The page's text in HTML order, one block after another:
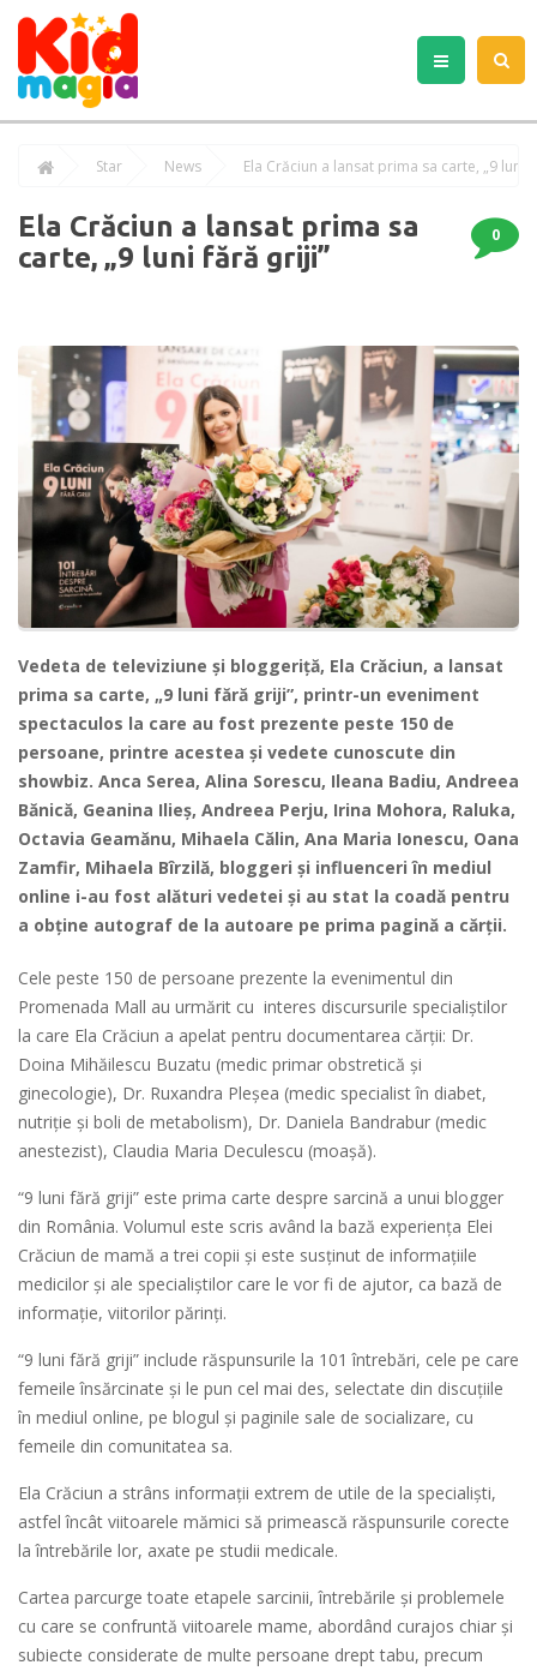
Star News Ela Crăciun a lansat prima sa carte, „9 luni
Ela Crăciun a lansat prima sa
carte, „9 luni fără griji”
0
Vedeta de televiziune și bloggeriță, Ela Crăciun, a lansat
prima sa carte, „9 luni fără griji”, printr-un eveniment
spectaculos la care au fost prezente peste 150 de
persoane, printre acestea și vedete cunoscute din
showbiz. Anca Serea, Alina Sorescu, Ileana Badiu, Andreea
Bănică, Geanina Ilieș, Andreea Perju, Irina Mohora, Raluka,
Octavia Geamănu, Mihaela Călin, Ana Maria Ionescu, Oana
Zamfir, Mihaela Bîrzilă, bloggeri și influenceri în mediul
online i-au fost alături vedetei și au stat la coadă pentru
a obține autograf de la autoare pe prima pagină a cărții.
Cele peste 150 de persoane prezente la evenimentul din
Promenada Mall au urmărit cu interes discursurile specialiștilor
la care Ela Crăciun a apelat pentru documentarea cărții: Dr.
Doina Mihăilescu Buzatu (medic primar obstretică și
ginecologie), Dr. Ruxandra Pleșea (medic specialist în diabet,
nutriție și boli de metabolism), Dr. Daniela Bandrabur (medic
anestezist), Claudia Maria Deculescu (moașă).
“9 luni fără griji” este prima carte despre sarcină a unui blogger
din România. Volumul este scris având la bază experiența Elei
Crăciun de mamă a trei copii și este susținut de informațiile
medicilor și ale specialiștilor care le vor fi de ajutor, ca bază de
informație, viitorilor părinți.
“9 luni fără griji” include răspunsurile la 101 întrebări, cele pe care
femeile însărcinate și le pun cel mai des, selectate din discuțiile
în mediul online, pe blogul și paginile sale de socializare, cu
femeile din comunitatea sa.
Ela Crăciun a strâns informații extrem de utile de la specialiști,
astfel încât viitoarele mămici să primească răspunsurile corecte
la întrebările lor, axate pe studii medicale.
Cartea parcurge toate etapele sarcinii, întrebările și problemele
cu care se confruntă viitoarele mame, abordând curajos chiar și
subiecte considerate de multe persoane drept tabu, precum